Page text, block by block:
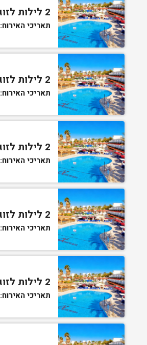
2 לילות לזוג ע"ב חצי פנסיון בחדר סטנדרט
תאריכי האירוח:
2 לילות לזוג ע"ב לינה וארוחת בוקר בחדר גן
תאריכי האירוח:
2 לילות לזוג ע"ב חצי פנסיון בחדר גן
תאריכי האירוח:
2 לילות לזוג + 2 ילדים ע"ב לינה וארוחת בוקר בחדר סופריור
תאריכי האירוח:
2 לילות לזוג + 2 ילדים ע"ב חצי פנסיון בחדר סופריור
תאריכי האירוח: